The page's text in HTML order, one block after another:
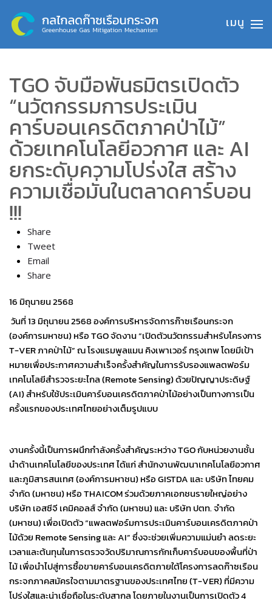
Skip to main content
TGO จับมือพันธมิตรเปิดตัว
“นวัตกรรมการประเมิน
คาร์บอนเครดิตภาคป่าไม้”
ด้วยเทคโนโลยีอวกาศ และ AI
ยกระดับความโปร่งใส สร้าง
ความเชื่อมั่นในตลาดคาร์บอน
!!!
Share
Tweet
Email
Share
16 มิถุนายน 2568
วันที่ 13 มิถุนายน 2568 องค์การบริหารจัดการก๊าซเรือนกระจก
(องค์การมหาชน) หรือ TGO จัดงาน “เปิดตัวนวัตกรรมสำหรับโครงการ
T-VER ภาคป่าไม้” ณ โรงแรมพูลแมน คิงเพาเวอร์ กรุงเทพ โดยมีเป้า
หมายเพื่อประกาศความสำเร็จครั้งสำคัญในการรับรองแพลตฟอร์ม
เทคโนโลยีสำรวจระยะไกล (Remote Sensing) ด้วยปัญญาประดิษฐ์
(AI) สำหรับใช้ประเมินคาร์บอนเครดิตภาคป่าไม้อย่างเป็นทางการเป็น
ครั้งแรกของประเทศไทยอย่างเต็มรูปแบบ
งานครั้งนี้เป็นการผนึกกำลังครั้งสำคัญระหว่าง TGO กับหน่วยงานชั้น
นำด้านเทคโนโลยีของประเทศ ได้แก่ สำนักงานพัฒนาเทคโนโลยีอวกาศ
และภูมิสารสนเทศ (องค์การมหาชน) หรือ GISTDA และ บริษัท ไทยคม
จำกัด (มหาชน) หรือ THAICOM ร่วมด้วยภาคเอกชนรายใหญ่อย่าง
บริษัท เอสซีจี เคมิคอลส์ จำกัด (มหาชน) และ บริษัท ปตท. จำกัด
(มหาชน) เพื่อเปิดตัว “แพลตฟอร์มการประเมินคาร์บอนเครดิตภาคป่า
ไม้ด้วย Remote Sensing และ AI” ซึ่งจะช่วยเพิ่มความแม่นยำ ลดระยะ
เวลาและต้นทุนในการตรวจวัดปริมาณการกักเก็บคาร์บอนของพื้นที่ป่า
ไม้ เพื่อนำไปสู่การซื้อขายคาร์บอนเครดิตภายใต้โครงการลดก๊าซเรือน
กระจกภาคสมัครใจตามมาตรฐานของประเทศไทย (T-VER) ที่มีความ
โปร่งใสและน่าเชื่อถือในระดับสากล โดยภายในงานเป็นการเปิดตัว 4